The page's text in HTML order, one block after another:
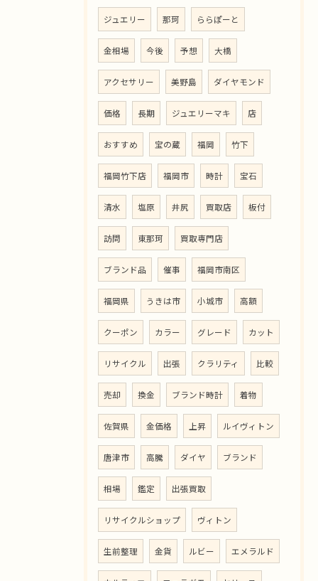
ジュエリー 那珂 ららぽーと
金相場 今後 予想 大橋
アクセサリー 美野島 ダイヤモンド
価格 長期 ジュエリーマキ 店
おすすめ 宝の蔵 福岡 竹下
福岡竹下店 福岡市 時計 宝石
清水 塩原 井尻 買取店 板付
訪問 東那珂 買取専門店
ブランド品 催事 福岡市南区
福岡県 うきは市 小城市 高額
クーポン カラー グレード カット
リサイクル 出張 クラリティ 比較
売却 換金 ブランド時計 着物
佐賀県 金価格 上昇 ルイヴィトン
唐津市 高騰 ダイヤ ブランド
相場 鑑定 出張買取
リサイクルショップ ヴィトン
生前整理 金貨 ルビー エメラルド